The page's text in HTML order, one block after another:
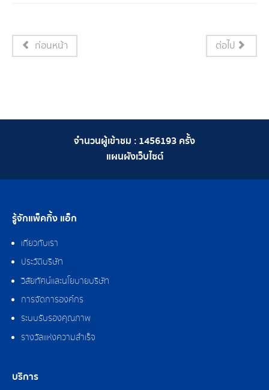
ก่อนหน้า ต่อไป
จำนวนผู้เข้าชม : 1456193 ครั้ง
แผนผังเว็บไซต์
รู้จักแพ็คกิ้ง แอ็ก
เกี่ยวกับเรา
ประวัติบริษัท
วิสัยทัศน์และนโยบายบริษัท
การจัดการองค์กร
ระบบรับรองคุณภาพ
รางวัลแห่งความสำเร็จ
บริการ